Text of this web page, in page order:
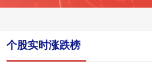
个股实时涨跌榜